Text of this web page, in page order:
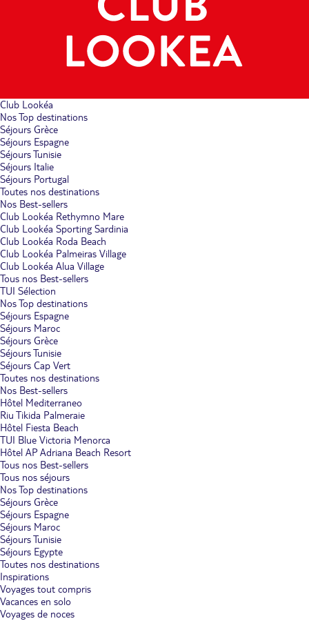
Club Lookéa
Nos Top destinations
Séjours Grèce
Séjours Espagne
Séjours Tunisie
Séjours Italie
Séjours Portugal
Toutes nos destinations
Nos Best-sellers
Club Lookéa Rethymno Mare
Club Lookéa Sporting Sardinia
Club Lookéa Roda Beach
Club Lookéa Palmeiras Village
Club Lookéa Alua Village
Tous nos Best-sellers
TUI Sélection
Nos Top destinations
Séjours Espagne
Séjours Maroc
Séjours Grèce
Séjours Tunisie
Séjours Cap Vert
Toutes nos destinations
Nos Best-sellers
Hôtel Mediterraneo
Riu Tikida Palmeraie
Hôtel Fiesta Beach
TUI Blue Victoria Menorca
Hôtel AP Adriana Beach Resort
Tous nos Best-sellers
Tous nos séjours
Nos Top destinations
Séjours Grèce
Séjours Espagne
Séjours Maroc
Séjours Tunisie
Séjours Egypte
Toutes nos destinations
Inspirations
Voyages tout compris
Vacances en solo
Voyages de noces